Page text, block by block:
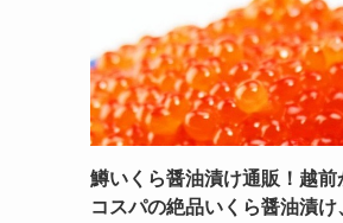
鱒いくら醤油漬け通販！越
コスパの絶品いくら醤油漬け